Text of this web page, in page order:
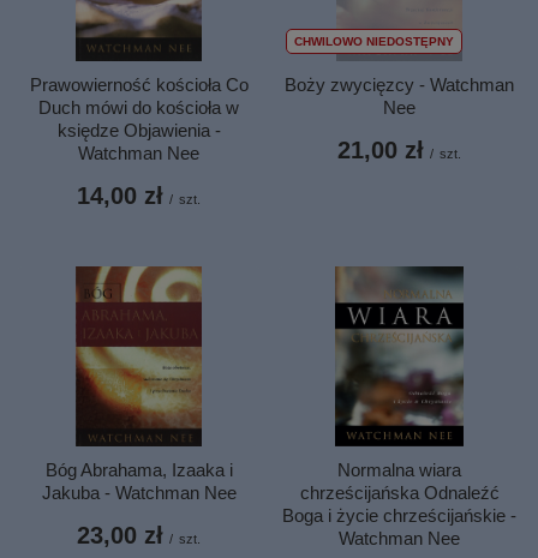
Prawowierność kościoła Co
Duch mówi do kościoła w
księdze Objawienia -
Watchman Nee
14,00 zł / szt.
CHWILOWO NIEDOSTĘPNY
Boży zwycięzcy - Watchman
Nee
21,00 zł / szt.
Bóg Abrahama, Izaaka i
Jakuba - Watchman Nee
23,00 zł / szt.
Normalna wiara
chrześcijańska Odnaleźć
Boga i życie chrześcijańskie -
Watchman Nee